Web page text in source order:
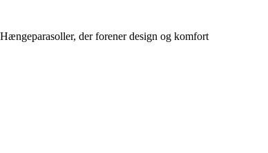
Hængeparasoller, der forener design og komfort